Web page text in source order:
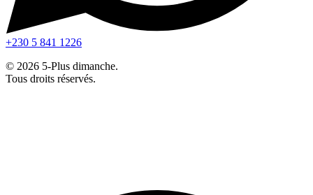
+230 5 841 1226
© 2026 5-Plus dimanche.
Tous droits réservés.